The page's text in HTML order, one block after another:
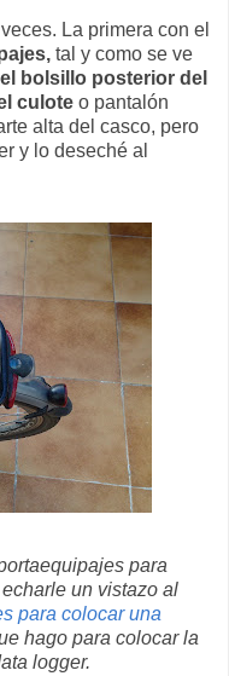
La primera con el
tal y como se ve
el bolsillo posterior del
culote o pantalón
alta del casco, pero
y lo deseché al
para
un vistazo al
para colocar una
hago para colocar la
logger.